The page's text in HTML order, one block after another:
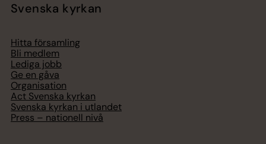
Svenska kyrkan
Hitta församling
Bli medlem
Lediga jobb
Ge en gåva
Organisation
Act Svenska kyrkan
Svenska kyrkan i utlandet
Press – nationell nivå